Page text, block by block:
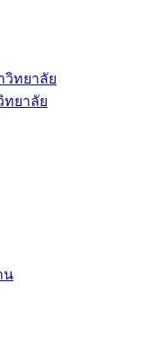
ทยาลัย
ยาลัย
น